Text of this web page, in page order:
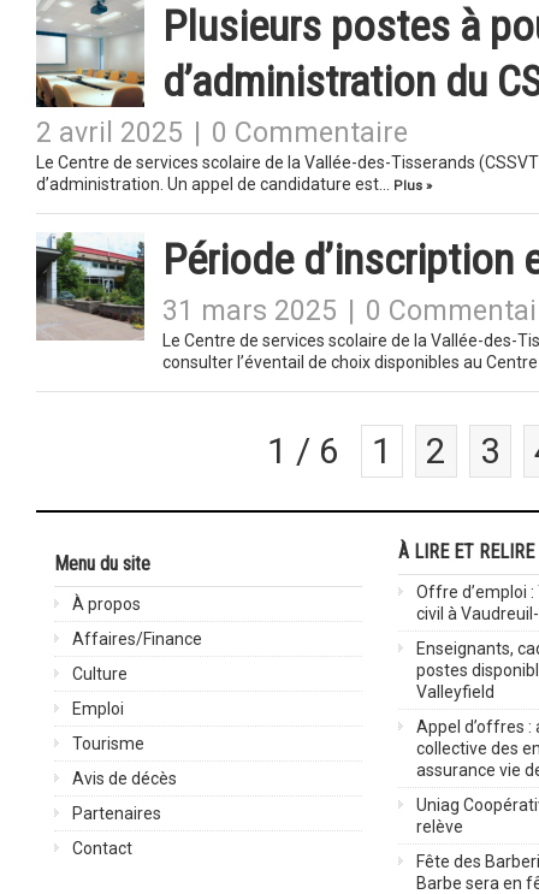
Plusieurs postes à
d’administration du
2 avril 2025 0 Commentaire
Le Centre de services scolaire de la Vallée-des-Tisserands
d’administration. Un appel de candidature est…
Plus »
Période d’inscription
31 mars 2025 0
Le Centre de services scolaire de la Vallée-des-
consulter l’éventail de choix disponibles au
1 / 6 1 2 3
Menu du site
À propos
Affaires/Finance
Culture
Emploi
Tourisme
Avis de décès
Partenaires
Contact
À LIRE ET RELIRE
Offre d’emploi
civil à
Enseignants,
postes
Valleyfield
Appel d’offres :
collective des
assurance vie
Uniag
relève
Fête des
Barbe sera en